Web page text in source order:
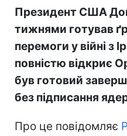
Президент США
тижнями готував
перемоги у війні з
повністю відкриє
був готовий
без підписання
Про це повідомляє